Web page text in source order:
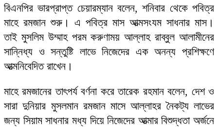
বিএনপির ভারপ্রাপ্ত চেয়ারম্যান বলেন, শনিবার থেকে পবিত্র
মাহে রমজান শুরু। এ পবিত্র মাস আত্মসংযম সাধনার মাস।
তাই মুসলিম উম্মাহ পরম করুণাময় আল্লাহ রাব্বুল আলামীনের
সান্নিধ্য ও সন্তুষ্টি লাভে নিজেদের এক অনন্য প্রশিক্ষণে
আত্মনিবেদিত রাখেন।
মাহে রমজানের তাৎপর্য বর্ণনা করে তারেক রহমান বলেন, দেশ ও
সারা দুনিয়ার মুসলমান রমজান মাসে আল্লাহর নৈকট্য লাভের
জন্য সিয়াম সাধনার মধ্য দিয়ে নিজেদের আত্মার বিশুদ্ধতা অর্জনে